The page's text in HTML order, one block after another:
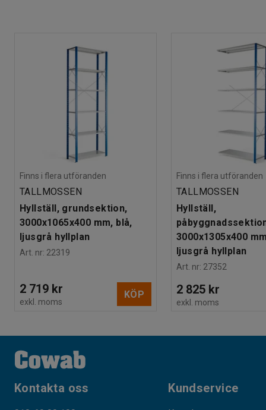
Finns i flera utföranden
TALLMOSSEN
Hyllställ, grundsektion,
3000x1065x400 mm, blå,
ljusgrå hyllplan
Art. nr: 22319
2 719 kr
exkl. moms
KÖP
Finns i flera utföranden
TALLMOSSEN
Hyllställ,
3000x1305x400
ljusgrå hyllplan
Art. nr: 27352
2 825 kr
exkl. moms
Kontakta oss Kundservice